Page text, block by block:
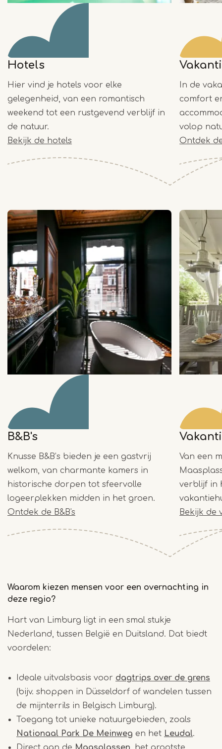
Hotels
Hier vind je hotels voor elke
gelegenheid, van een romantisch
weekend tot een rustgevend verblijf in
de natuur.
Bekijk de hotels
In de
comfort
volop
Ontdek
B&B's
Knusse B&B’s bieden je een gastvrij
welkom, van charmante kamers in
historische dorpen tot sfeervolle
logeerplekken midden in het groen.
Ontdek de B&B's
Van een
verblijf in
Bekijk de
Waarom kiezen mensen voor een overnachting in
deze regio?
Hart van Limburg ligt in een smal stukje
Nederland, tussen België en Duitsland. Dat biedt
voordelen:
Ideale uitvalsbasis voor dagtrips over de grens
(bijv. shoppen in Düsseldorf of wandelen tussen
de mijnterrils in Belgisch Limburg).
Toegang tot unieke natuurgebieden, zoals
Nationaal Park De Meinweg en het Leudal.